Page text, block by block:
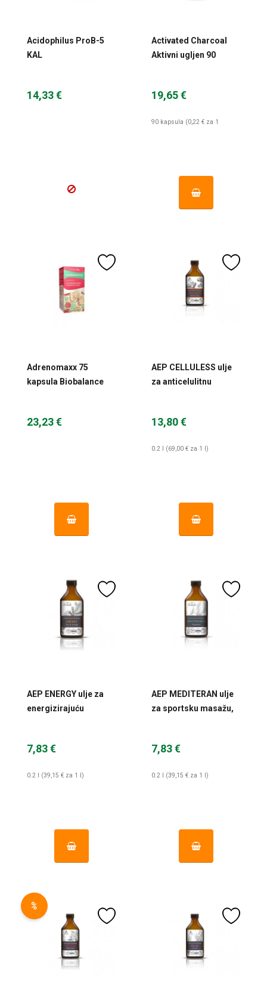
Acidophilus ProB-5
KAL
14,33 €
Activated Charcoal
Aktivni ugljen 90
19,65 €
90 kapsula (0,22 € za 1
Adrenomaxx 75
kapsula Biobalance
23,23 €
AEP CELLULESS ulje
za anticelulitnu
13,80 €
0.2 l (69,00 € za 1 l)
AEP ENERGY ulje za
energizirajuću
7,83 €
0.2 l (39,15 € za 1 l)
AEP MEDITERAN ulje
za sportsku masažu,
7,83 €
0.2 l (39,15 € za 1 l)
%